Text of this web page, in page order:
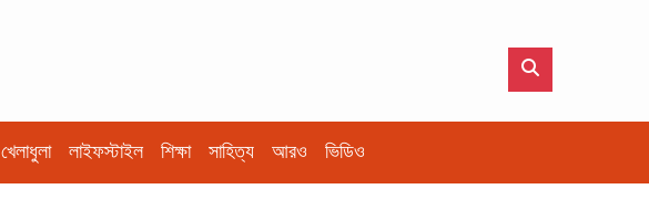
খেলাধুলা লাইফস্টাইল শিক্ষা সাহিত্য আরও ভিডিও